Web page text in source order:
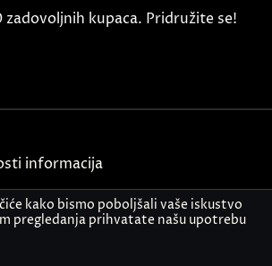
kupaca. Pridružite se!
informacija
2026.
kako bismo poboljšali vaše iskustvo
pregledanja prihvatate našu upotrebu